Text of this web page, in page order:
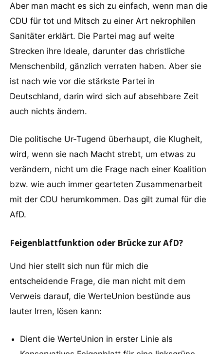
Aber man macht es sich zu einfach, wenn man die
CDU für tot und Mitsch zu einer Art nekrophilen
Sanitäter erklärt. Die Partei mag auf weite
Strecken ihre Ideale, darunter das christliche
Menschenbild, gänzlich verraten haben. Aber sie
ist nach wie vor die stärkste Partei in
Deutschland, darin wird sich auf absehbare Zeit
auch nichts ändern.
Die politische Ur-Tugend überhaupt, die Klugheit,
wird, wenn sie nach Macht strebt, um etwas zu
verändern, nicht um die Frage nach einer Koalition
bzw. wie auch immer gearteten Zusammenarbeit
mit der CDU herumkommen. Das gilt zumal für die
AfD.
Feigenblattfunktion oder Brücke zur AfD?
Und hier stellt sich nun für mich die
entscheidende Frage, die man nicht mit dem
Verweis darauf, die WerteUnion bestünde aus
lauter Irren, lösen kann:
Dient die WerteUnion in erster Linie als